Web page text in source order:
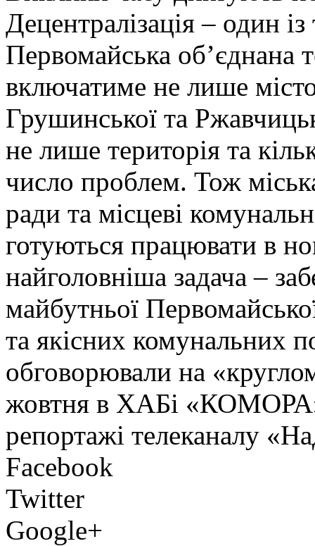
Децентралізація – один
Первомайська об’єднана
включатиме не лише
Грушинської та
не лише територія та
число проблем. Тож
ради та місцеві
готуються працювати в
найголовніша задача –
майбутньої
та якісних комунальних
обговорювали на
жовтня в ХАБі
репортажі телеканалу
Facebook
Twitter
Google+